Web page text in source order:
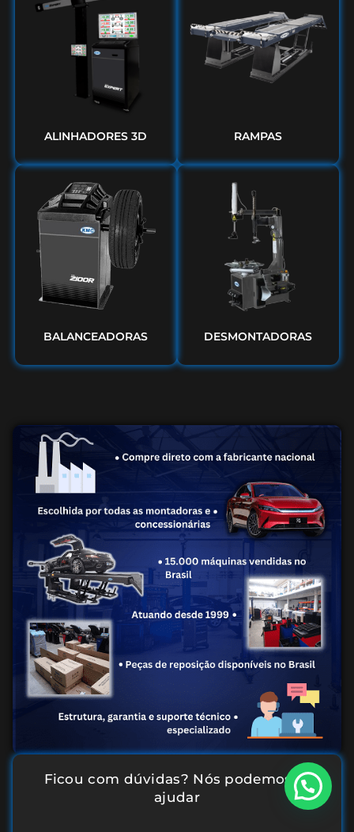
ALINHADORES 3D RAMPAS
BALANCEADORAS DESMONTADORAS
Ficou com dúvidas? Nós podemos te
ajudar